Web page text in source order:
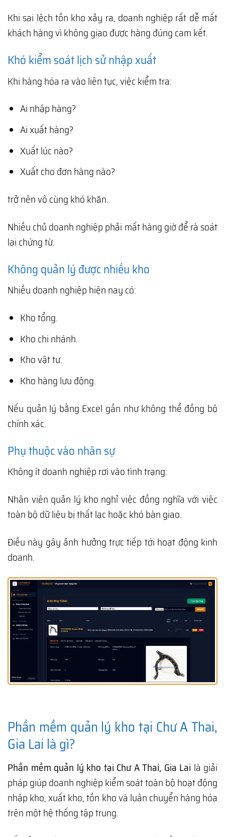
Khi sai lệch tồn kho xảy ra, doanh nghiệp rất dễ mất
khách hàng vì không giao được hàng đúng cam kết.
Khó kiểm soát lịch sử nhập xuất
Khi hàng hóa ra vào liên tục, việc kiểm tra:
Ai nhập hàng?
Ai xuất hàng?
Xuất lúc nào?
Xuất cho đơn hàng nào?
trở nên vô cùng khó khăn.
Nhiều chủ doanh nghiệp phải mất hàng giờ để rà soát
lại chứng từ.
Không quản lý được nhiều kho
Nhiều doanh nghiệp hiện nay có:
Kho tổng.
Kho chi nhánh.
Kho vật tư.
Kho hàng lưu động.
Nếu quản lý bằng Excel gần như không thể đồng bộ
chính xác.
Phụ thuộc vào nhân sự
Không ít doanh nghiệp rơi vào tình trạng:
Nhân viên quản lý kho nghỉ việc đồng nghĩa với việc
toàn bộ dữ liệu bị thất lạc hoặc khó bàn giao.
Điều này gây ảnh hưởng trực tiếp tới hoạt động kinh
doanh.
Phần mềm quản lý kho tại Chư A Thai,
Gia Lai là gì?
Phần mềm quản lý kho tại Chư A Thai, Gia Lai là giải
pháp giúp doanh nghiệp kiểm soát toàn bộ hoạt động
nhập kho, xuất kho, tồn kho và luân chuyển hàng hóa
trên một hệ thống tập trung.